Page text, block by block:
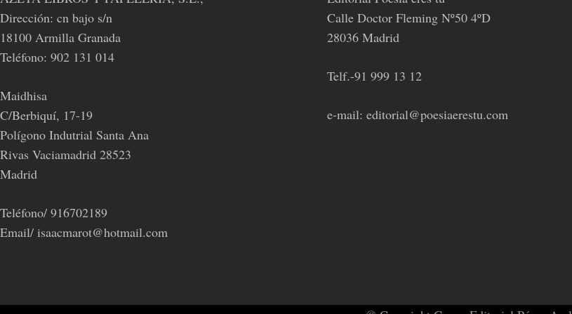
Dirección: cn bajo s/n
18100 Armilla Granada
Teléfono: 902 131 014
Maidhisa
C/Berbiquí, 17-19
Polígono Indutrial Santa Ana
Rivas Vaciamadrid 28523
Madrid
Teléfono/ 916702189
Email/ isaacmarot@hotmail.com
Calle Doctor Fleming Nº50 4ºD
28036 Madrid
Telf.-91 999 13 12
e-mail: editorial@poesiaerestu.com